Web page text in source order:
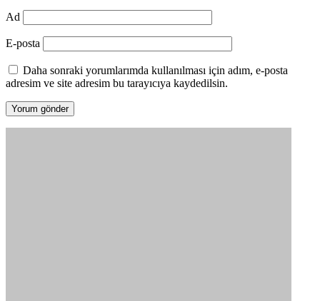
Ad
E-posta
Daha sonraki yorumlarımda kullanılması için adım, e-posta
adresim ve site adresim bu tarayıcıya kaydedilsin.